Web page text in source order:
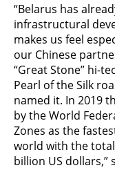
“Belarus has
infrastructural
makes us feel
our Chinese
“Great Stone” hi-
Pearl of the Silk
named it. In 2019
by the World
Zones as the
world with the
billion US dollars,”